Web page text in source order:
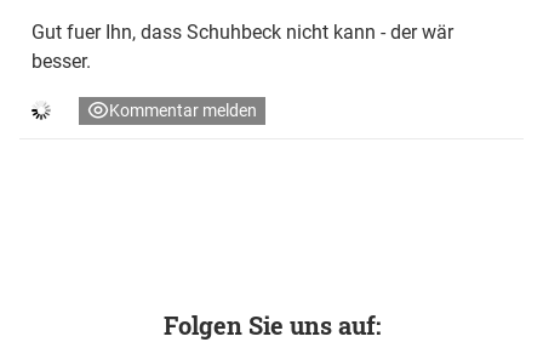
Gut fuer Ihn, dass Schuhbeck nicht kann - der wär
besser.
Kommentar melden
Folgen Sie uns auf: